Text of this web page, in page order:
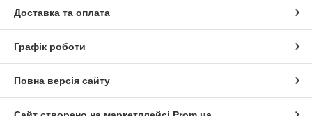
Доставка та оплата
Графік роботи
Повна версія сайту